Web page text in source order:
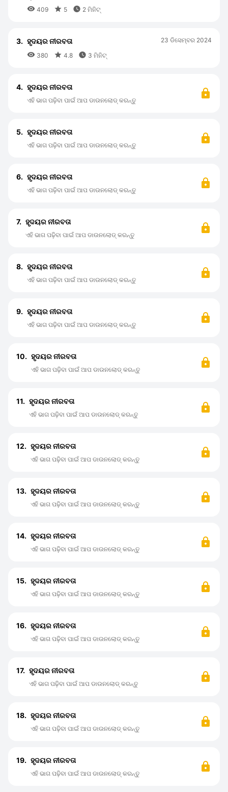
 409  5  2 ମିନିଟ୍
3. ହୃଦୟର ନୀରବତା
 380  4.8  3 ମିନିଟ୍
23 ଡିସେମ୍ବର 2024
4. ହୃଦୟର ନୀରବତା
ଏହି ଭାଗ ପଢ଼ିବା ପାଇଁ ଆପ ଡାଉନଲୋଡ୍ କରନ୍ତୁ
5. ହୃଦୟର ନୀରବତା
ଏହି ଭାଗ ପଢ଼ିବା ପାଇଁ ଆପ ଡାଉନଲୋଡ୍ କରନ୍ତୁ
6. ହୃଦୟର ନୀରବତା
ଏହି ଭାଗ ପଢ଼ିବା ପାଇଁ ଆପ ଡାଉନଲୋଡ୍ କରନ୍ତୁ
7. ହୃଦୟର ନୀରବତା
ଏହି ଭାଗ ପଢ଼ିବା ପାଇଁ ଆପ ଡାଉନଲୋଡ୍ କରନ୍ତୁ
8. ହୃଦୟର ନୀରବତା
ଏହି ଭାଗ ପଢ଼ିବା ପାଇଁ ଆପ ଡାଉନଲୋଡ୍ କରନ୍ତୁ
9. ହୃଦୟର ନୀରବତା
ଏହି ଭାଗ ପଢ଼ିବା ପାଇଁ ଆପ ଡାଉନଲୋଡ୍ କରନ୍ତୁ
10. ହୃଦୟର ନୀରବତା
ଏହି ଭାଗ ପଢ଼ିବା ପାଇଁ ଆପ ଡାଉନଲୋଡ୍ କରନ୍ତୁ
11. ହୃଦୟର ନୀରବତା
ଏହି ଭାଗ ପଢ଼ିବା ପାଇଁ ଆପ ଡାଉନଲୋଡ୍ କରନ୍ତୁ
12. ହୃଦୟର ନୀରବତା
ଏହି ଭାଗ ପଢ଼ିବା ପାଇଁ ଆପ ଡାଉନଲୋଡ୍ କରନ୍ତୁ
13. ହୃଦୟର ନୀରବତା
ଏହି ଭାଗ ପଢ଼ିବା ପାଇଁ ଆପ ଡାଉନଲୋଡ୍ କରନ୍ତୁ
14. ହୃଦୟର ନୀରବତା
ଏହି ଭାଗ ପଢ଼ିବା ପାଇଁ ଆପ ଡାଉନଲୋଡ୍ କରନ୍ତୁ
15. ହୃଦୟର ନୀରବତା
ଏହି ଭାଗ ପଢ଼ିବା ପାଇଁ ଆପ ଡାଉନଲୋଡ୍ କରନ୍ତୁ
16. ହୃଦୟର ନୀରବତା
ଏହି ଭାଗ ପଢ଼ିବା ପାଇଁ ଆପ ଡାଉନଲୋଡ୍ କରନ୍ତୁ
17. ହୃଦୟର ନୀରବତା
ଏହି ଭାଗ ପଢ଼ିବା ପାଇଁ ଆପ ଡାଉନଲୋଡ୍ କରନ୍ତୁ
18. ହୃଦୟର ନୀରବତା
ଏହି ଭାଗ ପଢ଼ିବା ପାଇଁ ଆପ ଡାଉନଲୋଡ୍ କରନ୍ତୁ
19. ହୃଦୟର ନୀରବତା
ଏହି ଭାଗ ପଢ଼ିବା ପାଇଁ ଆପ ଡାଉନଲୋଡ୍ କରନ୍ତୁ